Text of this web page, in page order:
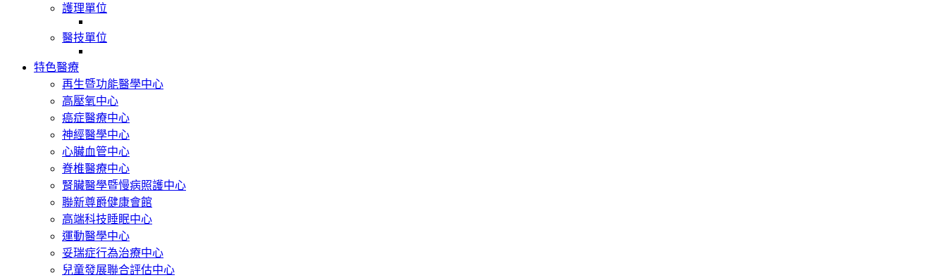
護理單位
醫技單位
特色醫療
再生暨功能醫學中心
高壓氧中心
癌症醫療中心
神經醫學中心
心臟血管中心
脊椎醫療中心
腎臟醫學暨慢病照護中心
聯新尊爵健康會館
高端科技睡眠中心
運動醫學中心
妥瑞症行為治療中心
兒童發展聯合評估中心